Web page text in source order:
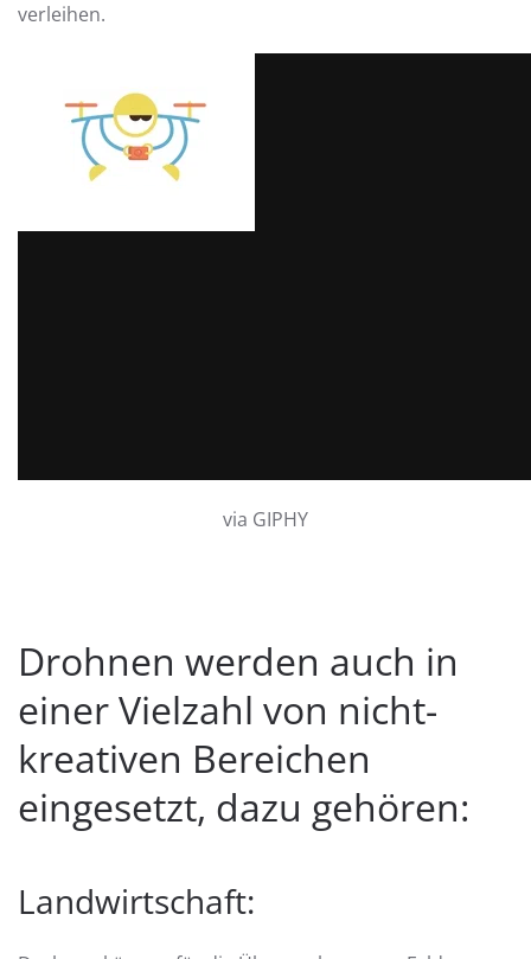
verleihen.
via GIPHY
Drohnen werden auch in
einer Vielzahl von nicht-
kreativen Bereichen
eingesetzt, dazu gehören:
Landwirtschaft: